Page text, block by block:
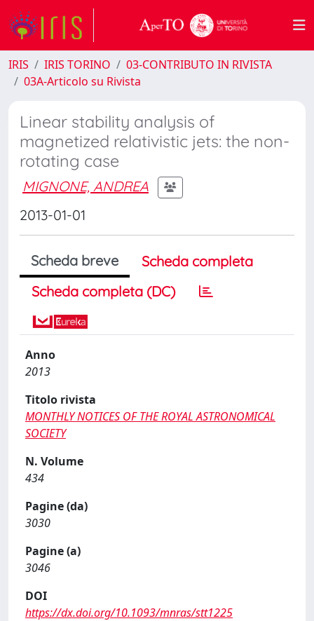
IRIS IRIS TORINO
03-CONTRIBUTO IN RIVISTA
03A-Articolo su Rivista
Linear stability analysis of
magnetized relativistic jets: the non-
rotating case
MIGNONE, ANDREA
2013-01-01
Scheda breve
Scheda completa
Scheda completa (DC)
Anno
2013
Titolo rivista
MONTHLY NOTICES OF THE ROYAL ASTRONOMICAL
SOCIETY
N. Volume
434
Pagine (da)
3030
Pagine (a)
3046
DOI
https://dx.doi.org/10.1093/mnras/stt1225